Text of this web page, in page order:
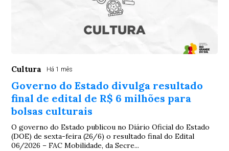
Cultura Há 1 mês
Governo do Estado divulga resultado
final de edital de R$ 6 milhões para
bolsas culturais
O governo do Estado publicou no Diário Oficial do Estado
(DOE) de sexta-feira (26/6) o resultado final do Edital
06/2026 – FAC Mobilidade, da Secre...